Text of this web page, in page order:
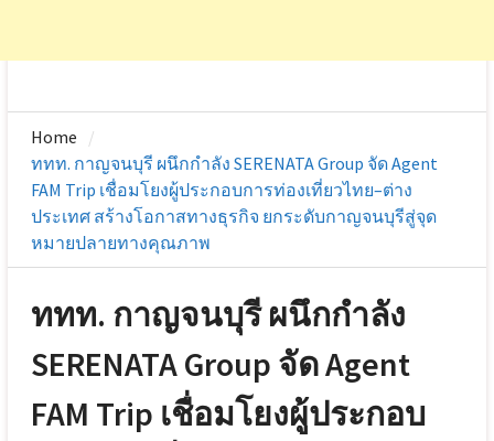
Home
ททท. กาญจนบุรี ผนึกกำลัง SERENATA Group จัด Agent
FAM Trip เชื่อมโยงผู้ประกอบการท่องเที่ยวไทย–ต่าง
ประเทศ สร้างโอกาสทางธุรกิจ ยกระดับกาญจนบุรีสู่จุด
หมายปลายทางคุณภาพ
ททท. กาญจนบุรี ผนึกกำลัง
SERENATA Group จัด Agent
FAM Trip เชื่อมโยงผู้ประกอบ